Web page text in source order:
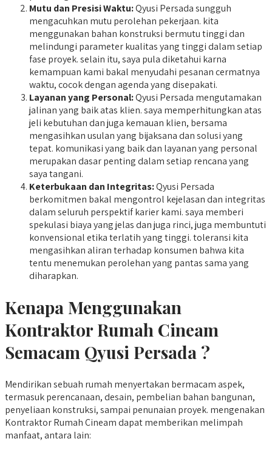
Mutu dan Presisi Waktu:Qyusi Persada sungguh
mengacuhkan mutu perolehan pekerjaan. kita
menggunakan bahan konstruksi bermutu tinggi dan
melindungi parameter kualitas yang tinggi dalam setiap
fase proyek. selain itu, saya pula diketahui karna
kemampuan kami bakal menyudahi pesanan cermatnya
waktu, cocok dengan agenda yang disepakati.
Layanan yang Personal:Qyusi Persada mengutamakan
jalinan yang baik atas klien. saya memperhitungkan atas
jeli kebutuhan dan juga kemauan klien, bersama
mengasihkan usulan yang bijaksana dan solusi yang
tepat. komunikasi yang baik dan layanan yang personal
merupakan dasar penting dalam setiap rencana yang
saya tangani.
Keterbukaan dan Integritas:Qyusi Persada
berkomitmen bakal mengontrol kejelasan dan integritas
dalam seluruh perspektif karier kami. saya memberi
spekulasi biaya yang jelas dan juga rinci, juga membuntuti
konvensional etika terlatih yang tinggi. toleransi kita
mengasihkan aliran terhadap konsumen bahwa kita
tentu menemukan perolehan yang pantas sama yang
diharapkan.
Kenapa Menggunakan
Kontraktor Rumah Cineam
Semacam Qyusi Persada ?
Mendirikan sebuah rumah menyertakan bermacam aspek,
termasuk perencanaan, desain, pembelian bahan bangunan,
penyeliaan konstruksi, sampai penunaian proyek. mengenakan
Kontraktor Rumah Cineam dapat memberikan melimpah
manfaat, antara lain: